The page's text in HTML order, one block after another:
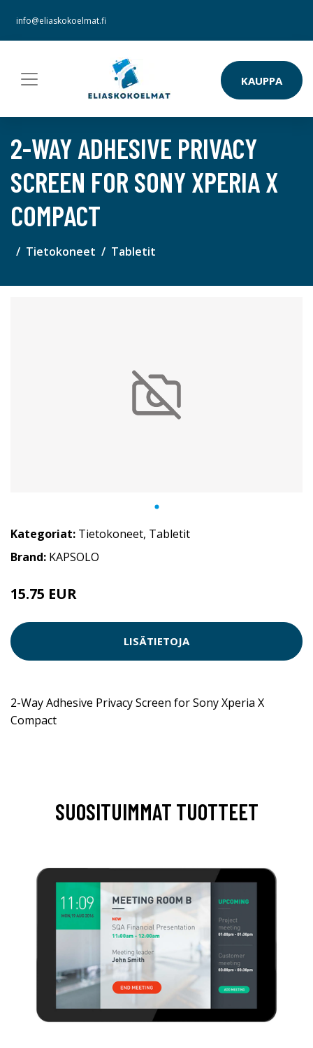
info@eliaskokoelmat.fi
KAUPPA
2-WAY ADHESIVE PRIVACY
SCREEN FOR SONY XPERIA X
COMPACT
Tietokoneet Tabletit
Kategoriat: Tietokoneet, Tabletit
Brand: KAPSOLO
15.75 EUR
LISÄTIETOJA
2-Way Adhesive Privacy Screen for Sony Xperia X
Compact
SUOSITUIMMAT TUOTTEET